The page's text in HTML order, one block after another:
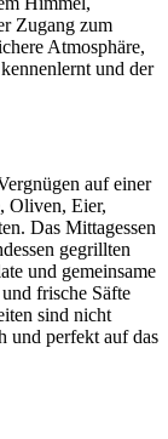
Zugang zum
Atmosphäre,
und der
auf einer
Oliven, Eier,
Das Mittagessen
gegrillten
und gemeinsame
frische Säfte
sind nicht
und perfekt auf das